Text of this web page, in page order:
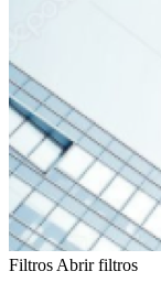
Filtros Abrir filtros